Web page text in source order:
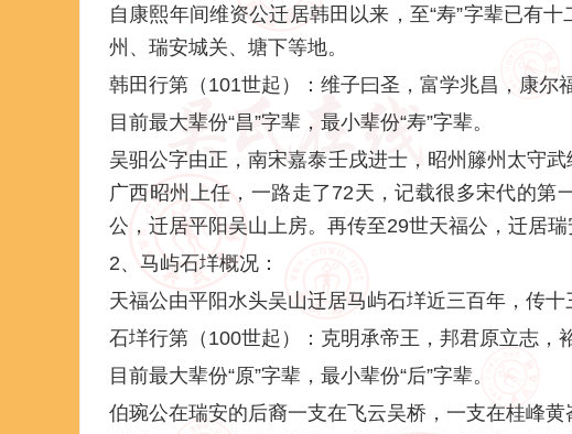
自康熙年间维资公迁居韩田以来，至“寿”字辈已有
州、瑞安城关、塘下等地。
韩田行第（101世起）：维子曰圣，富学兆昌，康尔
目前最大辈份“昌”字辈，最小辈份“寿”字辈。
吴驲公字由正，南宋嘉泰壬戌进士，昭州籐州太守
广西昭州上任，一路走了72天，记载很多宋代的第
公，迁居平阳吴山上房。再传至29世天福公，迁居
2、马屿石垟概况：
天福公由平阳水头吴山迁居马屿石垟近三百年，传十
石垟行第（100世起）：克明承帝王，邦君原立志，
目前最大辈份“原”字辈，最小辈份“后”字辈。
伯琬公在瑞安的后裔一支在飞云吴桥，一支在桂峰